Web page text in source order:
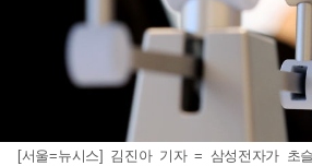
[서울=뉴시스] 김진아 기자 = 삼성전자가 초